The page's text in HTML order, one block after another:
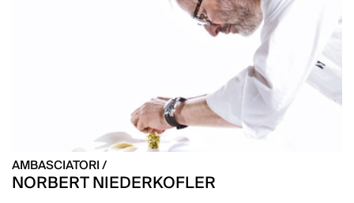
AMBASCIATORI /
NORBERT NIEDERKOFLER